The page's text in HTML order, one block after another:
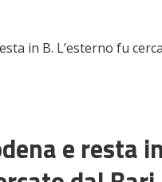
in B. L’esterno fu
e resta